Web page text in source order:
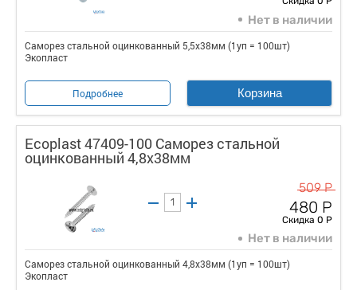
Нет в наличии
Саморез стальной оцинкованный 5,5x38мм (1уп = 100шт)
Экопласт
Подробнее Корзина
Ecoplast 47409-100 Саморез стальной
оцинкованный 4,8x38мм
509 Р
480 Р
Скидка 0 Р
Нет в наличии
Саморез стальной оцинкованный 4,8x38мм (1уп = 100шт)
Экопласт